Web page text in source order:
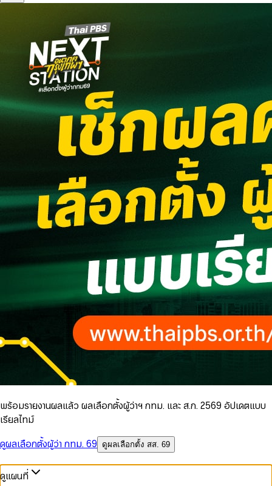
พร้อมรายงานผลแล้ว ผลเลือกตั้งผู้ว่าฯ กทม. และ ส.ก. 2569 อัปเดตแบบ
เรียลไทม์
ดูผลเลือกตั้งผู้ว่า กทม. 69
ดูผลเลือกตั้ง สส. 69
ดูแผนที่